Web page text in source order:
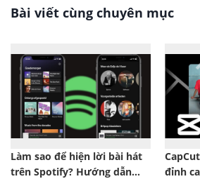
Bài viết cùng chuyên mục
Làm sao để hiện lời bài hát
trên Spotify? Hướng dẫn
đỉnh